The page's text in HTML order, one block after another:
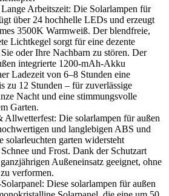
Arbeitszeit: Die Solarlampen für
über 24 hochhelle LEDs und erzeugt
3500K Warmweiß. Der blendfreie,
Lichtkegel sorgt für eine dezente
oder Ihre Nachbarn zu stören. Der
integrierte 1200-mAh-Akku
Ladezeit von 6–8 Stunden eine
zu 12 Stunden – für zuverlässige
Nacht und eine stimmungsvolle
Garten.
Allwetterfest: Die solarlampen für außen
und langlebigen ABS und
solarleuchten garten widersteht
und Frost. Dank der Schutzart
Außeneinsatz geeignet, ohne
verformen.
Diese solarlampen für außen